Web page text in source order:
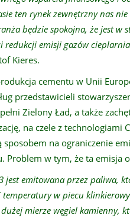
ten rynek zewnętrzny nas
będzie spokojna, że jest w
redukcji emisji gazów
Kieres.
cementu w Unii
przedstawicieli
Zielony Ład, a także
na czele z technologiami
sposobem na ograniczenie
Problem w tym, że ta emisja
jest emitowana przez paliwa,
w piecu
mierze węgiel kamienny,